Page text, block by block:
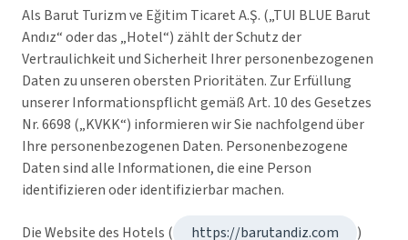
Als Barut Turizm ve Eğitim Ticaret A.Ş. („TUI BLUE Barut
Andız“ oder das „Hotel“) zählt der Schutz der
Vertraulichkeit und Sicherheit Ihrer personenbezogenen
Daten zu unseren obersten Prioritäten. Zur Erfüllung
unserer Informationspflicht gemäß Art. 10 des Gesetzes
Nr. 6698 („KVKK“) informieren wir Sie nachfolgend über
Ihre personenbezogenen Daten. Personenbezogene
Daten sind alle Informationen, die eine Person
identifizieren oder identifizierbar machen.
Die Website des Hotels ( https://barutandiz.com
)